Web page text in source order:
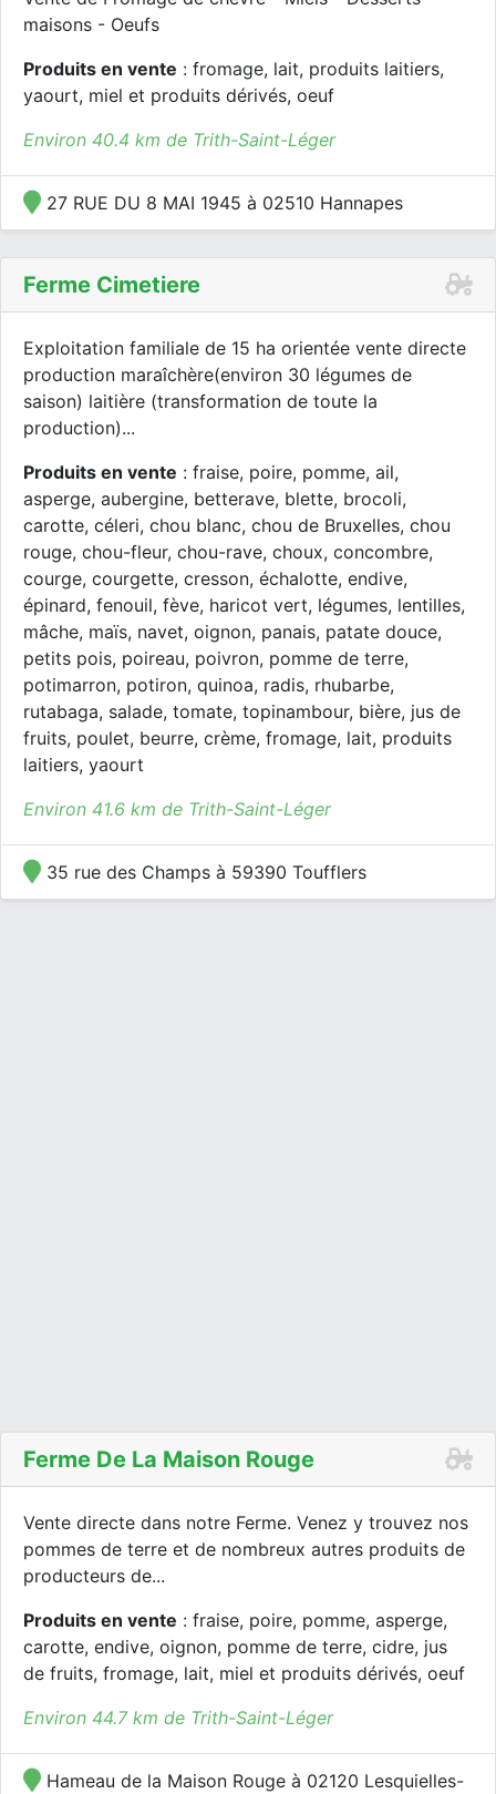
maisons - Oeufs
Produits en vente : fromage, lait, produits laitiers,
yaourt, miel et produits dérivés, oeuf
Environ 40.4 km de Trith-Saint-Léger
27 RUE DU 8 MAI 1945 à 02510 Hannapes
Ferme Cimetiere
Exploitation familiale de 15 ha orientée vente directe
production maraîchère(environ 30 légumes de
saison) laitière (transformation de toute la
production)...
Produits en vente : fraise, poire, pomme, ail,
asperge, aubergine, betterave, blette, brocoli,
carotte, céleri, chou blanc, chou de Bruxelles, chou
rouge, chou-fleur, chou-rave, choux, concombre,
courge, courgette, cresson, échalotte, endive,
épinard, fenouil, fève, haricot vert, légumes, lentilles,
mâche, maïs, navet, oignon, panais, patate douce,
petits pois, poireau, poivron, pomme de terre,
potimarron, potiron, quinoa, radis, rhubarbe,
rutabaga, salade, tomate, topinambour, bière, jus de
fruits, poulet, beurre, crème, fromage, lait, produits
laitiers, yaourt
Environ 41.6 km de Trith-Saint-Léger
35 rue des Champs à 59390 Toufflers
Ferme De La Maison Rouge
Vente directe dans notre Ferme. Venez y trouvez nos
pommes de terre et de nombreux autres produits de
producteurs de...
Produits en vente : fraise, poire, pomme, asperge,
carotte, endive, oignon, pomme de terre, cidre, jus
de fruits, fromage, lait, miel et produits dérivés, oeuf
Environ 44.7 km de Trith-Saint-Léger
Hameau de la Maison Rouge à 02120 Lesquielles-